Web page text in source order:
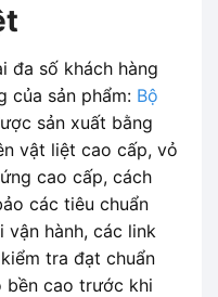
đa số khách hàng
của sản phẩm: Bộ
sản xuất bằng
vật liệt cao cấp, vỏ
cao cấp, cách
các tiêu chuẩn
hành, các link
tra đạt chuẩn
bền cao trước khi